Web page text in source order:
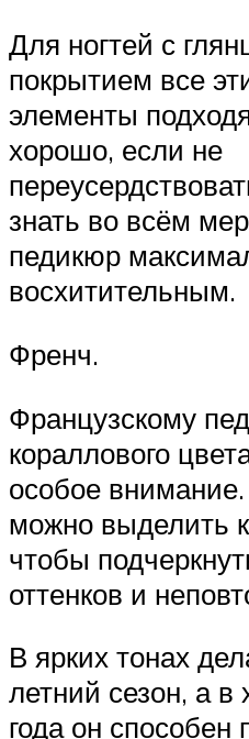
Для ногтей с
покрытием все
элементы
хорошо, если не
знать во всём
педикюр
восхитительным.
Френч.
Французскому
кораллового
особое внимание.
можно выделить
чтобы
оттенков и
В ярких тонах
летний сезон, а в
года он способен